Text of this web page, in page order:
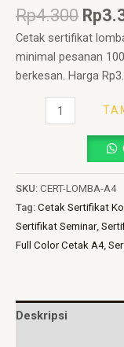
Rp4.300 Rp
Cetak sertifikat
minimal pesanan
berkesan. Harga
SKU: CERT-LOMBA-A4
Tag: Cetak Sertifikat
Sertifikat Seminar,
Full Color Cetak A4,
Deskripsi